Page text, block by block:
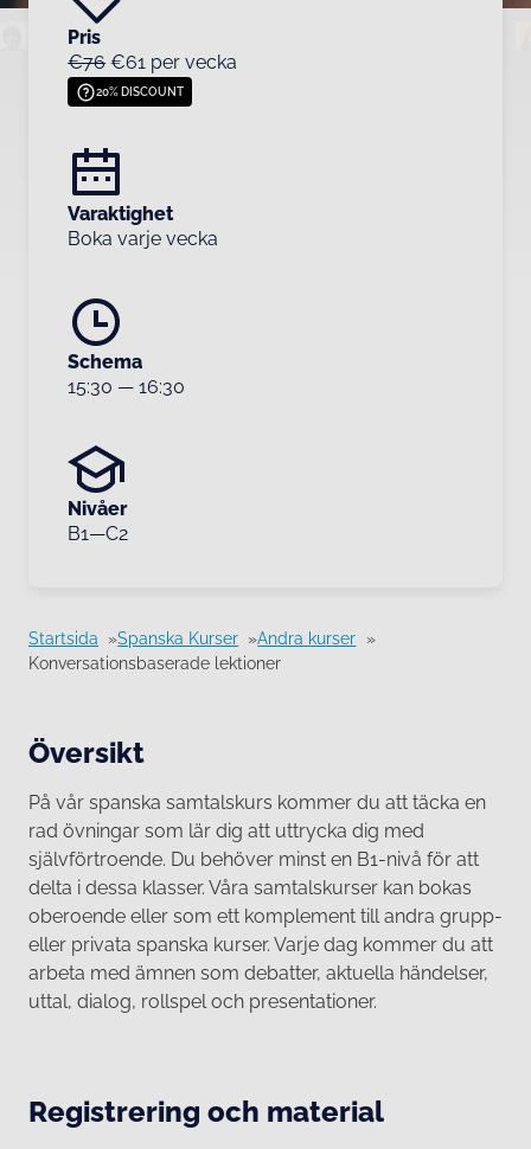
Pris
€76€61 per vecka
20% DISCOUNT
Varaktighet
Boka varje vecka
Schema
15:30 —16:30
Nivåer
B1—C2
Startsida Spanska Kurser
Andra kurser
Konversationsbaserade lektioner
Översikt
På vår spanska samtalskurs kommer du att täcka en
rad övningar som lär dig att uttrycka dig med
självförtroende. Du behöver minst en B1-nivå för att
delta i dessa klasser. Våra samtalskurser kan bokas
oberoende eller som ett komplement till andra grupp-
eller privata spanska kurser. Varje dag kommer du att
arbeta med ämnen som debatter, aktuella händelser,
uttal, dialog, rollspel och presentationer.
Registrering och material